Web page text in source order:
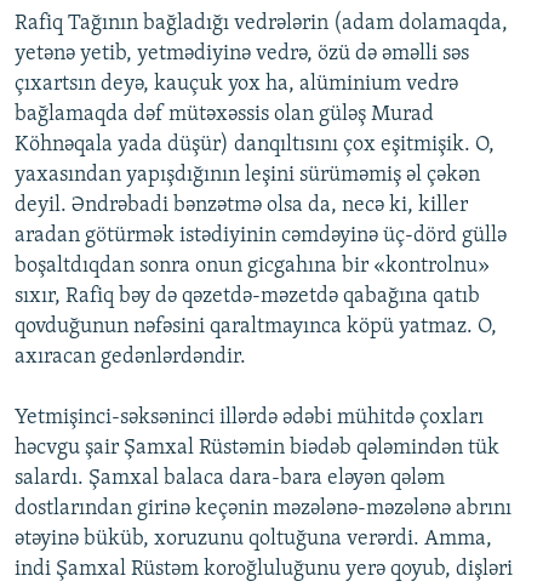
Rafiq Tağının bağladığı vedrələrin (adam dolamaqda,
yetənə yetib, yetmədiyinə vedrə, özü də əməlli səs
çıxartsın deyə, kauçuk yox ha, alüminium vedrə
bağlamaqda dəf mütəxəssis olan güləş Murad
Köhnəqala yada düşür) danqıltısını çox eşitmişik. O,
yaxasından yapışdığının leşini sürüməmiş əl çəkən
deyil. Əndrəbadi bənzətmə olsa da, necə ki, killer
aradan götürmək istədiyinin cəmdəyinə üç-dörd güllə
boşaltdıqdan sonra onun gicgahına bir «kontrolnu»
sıxır, Rafiq bəy də qəzetdə-məzetdə qabağına qatıb
qovduğunun nəfəsini qaraltmayınca köpü yatmaz. O,
axıracan gedənlərdəndir.
Yetmişinci-səksəninci illərdə ədəbi mühitdə çoxları
həcvgu şair Şamxal Rüstəmin biədəb qələmindən tük
salardı. Şamxal balaca dara-bara eləyən qələm
dostlarından girinə keçənin məzələnə-məzələnə abrını
ətəyinə büküb, xoruzunu qoltuğuna verərdi. Amma,
indi Şamxal Rüstəm koroğluluğunu yerə qoyub, dişləri